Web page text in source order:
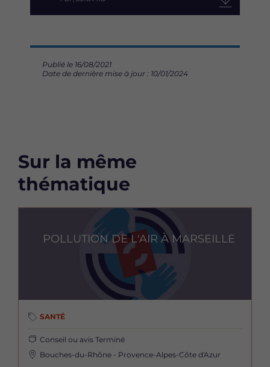
Publié le 16/08/2021
Date de dernière mise à jour : 10/01/2024
Sur la même
thématique
POLLUTION DE L'AIR À MARSEILLE
SANTÉ
Conseil ou avis Terminé
Bouches-du-Rhône - Provence-Alpes-Côte d'Azur